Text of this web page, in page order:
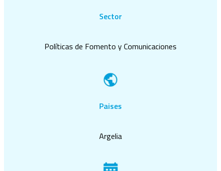
Sector
Políticas de Fomento y Comunicaciones
Paises
Argelia